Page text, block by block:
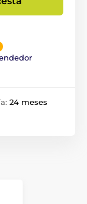
24 meses